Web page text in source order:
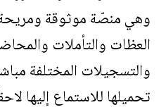
وهي منصّة موثوقة ومريحة
العظات والتأملات
والتسجيلات المختلفة
تحميلها للاستماع إليها